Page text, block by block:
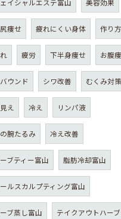
痩せ 疲れにくい身体 作り方
疲労 下半身痩せ お腹
ウンド シワ改善 むくみ対策
え 冷え リンパ液
腕たるみ 冷え改善
ブティー富山 脂肪冷却富山
ルスカルプティング富山
ブ蒸し富山 テイクアウトハー